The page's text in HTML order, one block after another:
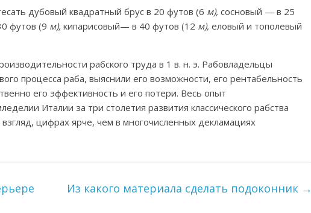
дубовый квадратный брус в 20 футов (6 м), сосновый — в 25
футов (9 м), кипарисовый— в 40 футов (12 м), еловый и тополевый
рабского труда в 1 в. н. э. Рабовладельцы
процесса раба, выяснили его возможности, его рентабельность
его эффективность и его потери. Весь опыт
Италии за три столетия развития классического рабства
цифрах ярче, чем в многочисленных декламациях
Из какого материала сделать подоконник →